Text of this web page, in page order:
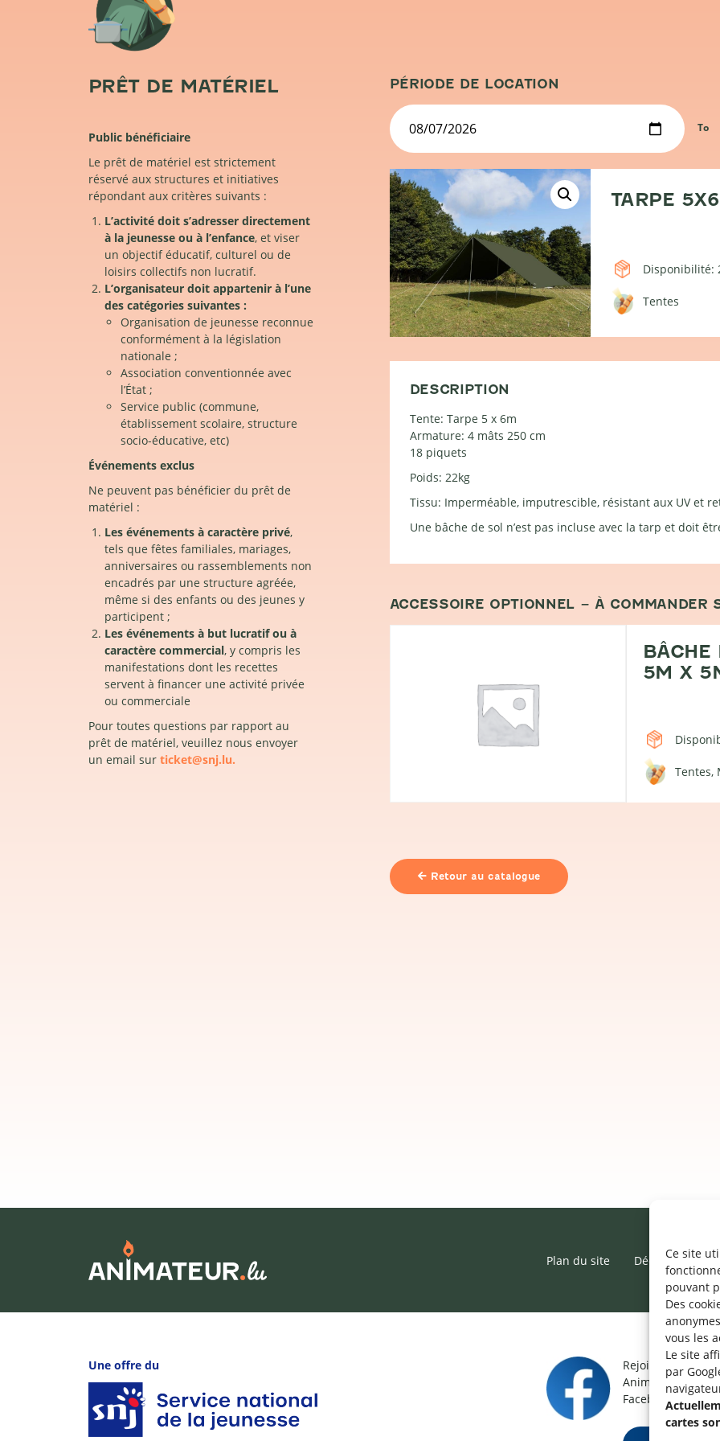
Ce site
pouvant
Des
vous les
Le site
par
cartes
PRÊT DE MATÉRIEL
Public bénéficiaire
Le prêt de matériel est strictement
réservé aux structures et initiatives
répondant aux critères suivants :
L’activité doit s’adresser directement
à la jeunesse ou à l’enfance, et viser
un objectif éducatif, culturel ou de
loisirs collectifs non lucratif.
L’organisateur doit appartenir à l’une
des catégories suivantes :
Organisation de jeunesse reconnue
conformément à la législation
nationale ;
Association conventionnée avec
l’État ;
Service public (commune,
établissement scolaire, structure
socio-éducative, etc)
Événements exclus
Ne peuvent pas bénéficier du prêt de
matériel :
Les événements à caractère privé,
tels que fêtes familiales, mariages,
anniversaires ou rassemblements non
encadrés par une structure agréée,
même si des enfants ou des jeunes y
participent ;
Les événements à but lucratif ou à
caractère commercial, y compris les
manifestations dont les recettes
servent à financer une activité privée
ou commerciale
Pour toutes questions par rapport au
prêt de matériel, veuillez nous envoyer
un email sur ticket@snj.lu.
PÉRIODE DE LOCATION
To
TARPE
Disponibilité:
Tentes
DESCRIPTION
Tente: Tarpe 5 x 6m
Armature: 4 mâts 250 cm
18 piquets
Poids: 22kg
Tissu: Imperméable, imputrescible, résistant aux UV et
Une bâche de sol n’est pas incluse avec la tarp et doit
ACCESSOIRE OPTIONNEL – À COMMANDER
BÂCHE
5M X
Tentes
Retour au catalogue
Plan du site Déclaration
Une offre du
Rejoignez le
Animateur / Aide-
Facebook.